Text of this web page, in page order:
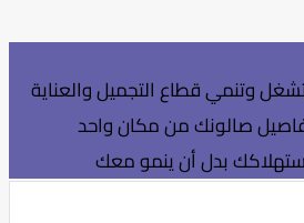
وتنمي قطاع التجميل والعناية
صالونك من مكان واحد
بدل أن ينمو معك